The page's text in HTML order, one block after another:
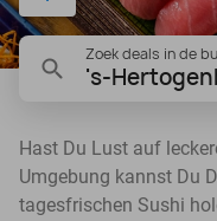
Zoek deals in de
's-
Hast Du Lust auf
Umgebung kannst Du
tagesfrischen Sushi